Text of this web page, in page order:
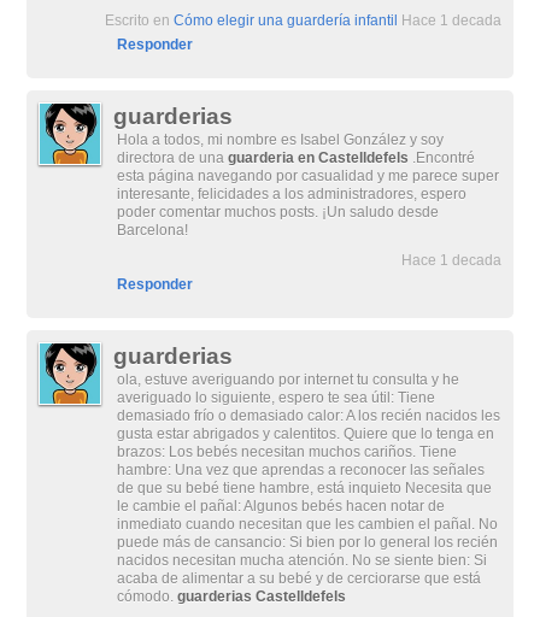
Escrito en Cómo elegir una guardería infantil
Hace 1 decada
Responder
guarderias
Hola a todos, mi nombre es Isabel González y soy
directora de unaguarderia en Castelldefels .Encontré
esta página navegando por casualidad y me parece super
interesante, felicidades a los administradores, espero
poder comentar muchos posts. ¡Un saludo desde
Barcelona!
Hace 1 decada
Responder
guarderias
ola, estuve averiguando por internet tu consulta y he
averiguado lo siguiente, espero te sea útil: Tiene
demasiado frío o demasiado calor: A los recién nacidos les
gusta estar abrigados y calentitos. Quiere que lo tenga en
brazos: Los bebés necesitan muchos cariños. Tiene
hambre: Una vez que aprendas a reconocer las señales
de que su bebé tiene hambre, está inquieto Necesita que
le cambie el pañal: Algunos bebés hacen notar de
inmediato cuando necesitan que les cambien el pañal. No
puede más de cansancio: Si bien por lo general los recién
nacidos necesitan mucha atención. No se siente bien: Si
acaba de alimentar a su bebé y de cerciorarse que está
cómodo.guarderias Castelldefels